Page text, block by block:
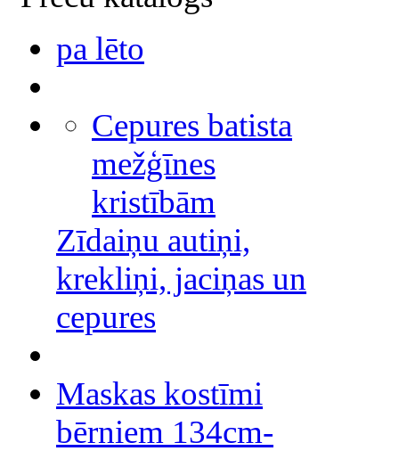
pa lēto
Cepures batista
mežģīnes
kristībām
Zīdaiņu autiņi,
krekliņi, jaciņas un
cepures
Maskas kostīmi
bērniem 134cm-